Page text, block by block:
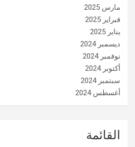
مارس 2025
فبراير 2025
يناير 2025
ديسمبر 2024
نوفمبر 2024
أكتوبر 2024
سبتمبر 2024
أغسطس 2024
القائمة